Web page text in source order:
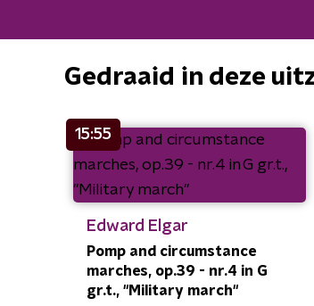
Gedraaid in deze
15:55
Edward Elgar
Pomp and circumstance
marches, op.39 - nr.4 in G
gr.t., "Military march"